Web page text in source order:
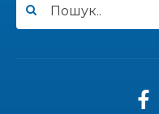
«Дві музи» у